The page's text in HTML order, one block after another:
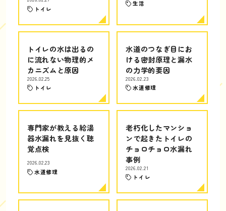
トイレ
生活
トイレの水は出るの
に流れない物理的メ
カニズムと原因
2026.02.25
トイレ
水道のつなぎ目にお
ける密封原理と漏水
の力学的要因
2026.02.23
水道修理
専門家が教える給湯
器水漏れを見抜く聴
覚点検
2026.02.23
水道修理
老朽化したマンショ
ンで起きたトイレの
チョロチョロ水漏れ
事例
2026.02.21
トイレ